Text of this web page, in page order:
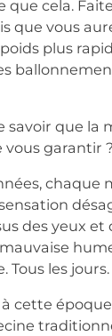
que cela.
que vous
plus
savoir que la
garantir
chaque
des yeux et
Tous les
cette